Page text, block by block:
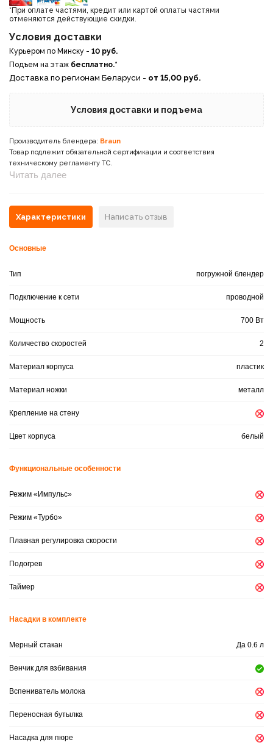
*При оплате частями, кредит или картой оплаты частями
отменяются действующие скидки.
Условия доставки
Курьером по Минску - 10 руб.
Подъем на этаж бесплатно.*
Доставка по регионам Беларуси - от 15,00 руб.
Условия доставки и подъема
Производитель блендера: Braun
Товар подлежит обязательной сертификации и соответствия
техническому регламенту ТС.
Читать далее
Характеристики Написать отзыв
Основные
Тип погружной блендер
Подключение к сети проводной
Мощность 700 Вт
Количество скоростей 2
Материал корпуса пластик
Материал ножки металл
Крепление на стену
Цвет корпуса белый
Функциональные особенности
Режим «Импульс»
Режим «Турбо»
Плавная регулировка скорости
Подогрев
Таймер
Насадки в комплекте
Мерный стакан Да 0.6 л
Венчик для взбивания
Вспениватель молока
Переносная бутылка
Насадка для пюре